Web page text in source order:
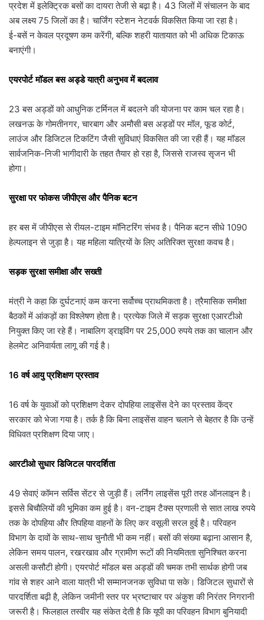
प्रदेश में इलेक्ट्रिक बसों का दायरा तेजी से बढ़ा है। 43 जिलों में संचालन के बाद
अब लक्ष्य 75 जिलों का है। चार्जिंग स्टेशन नेटवर्क विकसित किया जा रहा है।
ई-बसें न केवल प्रदूषण कम करेंगी, बल्कि शहरी यातायात को भी अधिक टिकाऊ
बनाएंगी।
एयरपोर्ट मॉडल बस अड्डे यात्री अनुभव में बदलाव
23 बस अड्डों को आधुनिक टर्मिनल में बदलने की योजना पर काम चल रहा है।
लखनऊ के गोमतीनगर, चारबाग और अमौसी बस अड्डों पर मॉल, फूड कोर्ट,
लाउंज और डिजिटल टिकटिंग जैसी सुविधाएं विकसित की जा रही हैं। यह मॉडल
सार्वजनिक-निजी भागीदारी के तहत तैयार हो रहा है, जिससे राजस्व सृजन भी
होगा।
सुरक्षा पर फोकस जीपीएस और पैनिक बटन
हर बस में जीपीएस से रीयल-टाइम मॉनिटरिंग संभव है। पैनिक बटन सीधे 1090
हेल्पलाइन से जुड़ा है। यह महिला यात्रियों के लिए अतिरिक्त सुरक्षा कवच है।
सड़क सुरक्षा समीक्षा और सख्ती
मंत्री ने कहा कि दुर्घटनाएं कम करना सर्वोच्च प्राथमिकता है। त्रैमासिक समीक्षा
बैठकों में आंकड़ों का विश्लेषण होता है। प्रत्येक जिले में सड़क सुरक्षा एआरटीओ
नियुक्त किए जा रहे हैं। नाबालिग ड्राइविंग पर 25,000 रुपये तक का चालान और
हेलमेट अनिवार्यता लागू की गई है।
16 वर्ष आयु प्रशिक्षण प्रस्ताव
16 वर्ष के युवाओं को प्रशिक्षण देकर दोपहिया लाइसेंस देने का प्रस्ताव केंद्र
सरकार को भेजा गया है। तर्क है कि बिना लाइसेंस वाहन चलाने से बेहतर है कि उन्हें
विधिवत प्रशिक्षण दिया जाए।
आरटीओ सुधार डिजिटल पारदर्शिता
49 सेवाएं कॉमन सर्विस सेंटर से जुड़ी हैं। लर्निंग लाइसेंस पूरी तरह ऑनलाइन है।
इससे बिचौलियों की भूमिका कम हुई है। वन-टाइम टैक्स प्रणाली से सात लाख रुपये
तक के दोपहिया और तिपहिया वाहनों के लिए कर वसूली सरल हुई है। परिवहन
विभाग के दावों के साथ-साथ चुनौती भी कम नहीं। बसों की संख्या बढ़ाना आसान है,
लेकिन समय पालन, रखरखाव और ग्रामीण रूटों की नियमितता सुनिश्चित करना
असली कसौटी होगी। एयरपोर्ट मॉडल बस अड्डों की चमक तभी सार्थक होगी जब
गांव से शहर आने वाला यात्री भी सम्मानजनक सुविधा पा सके। डिजिटल सुधारों से
पारदर्शिता बढ़ी है, लेकिन जमीनी स्तर पर भ्रष्टाचार पर अंकुश की निरंतर निगरानी
जरूरी है। फिलहाल तस्वीर यह संकेत देती है कि यूपी का परिवहन विभाग बुनियादी